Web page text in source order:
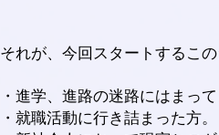
それが、今回スタートするこの
・進学、進路の迷路にはまって
・就職活動に行き詰まった方。